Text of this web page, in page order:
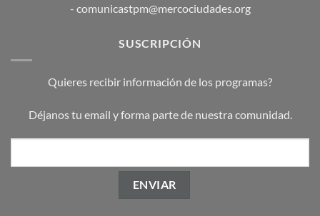
- comunicastpm@mercociudades.org
SUSCRIPCIÓN
Quieres recibir información de los programas?
Déjanos tu email y forma parte de nuestra comunidad.